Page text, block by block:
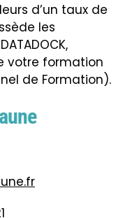
d’un taux de
les
votre formation
de Formation).